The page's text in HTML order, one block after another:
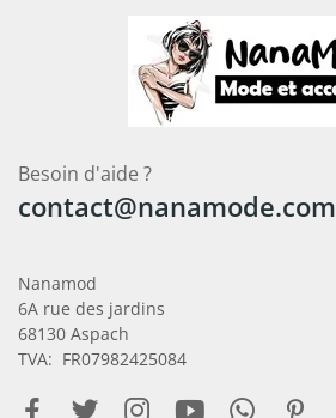
Besoin d'aide ?
contact@nanamode.com
Nanamod
6A rue des jardins
68130 Aspach
TVA: FR07982425084